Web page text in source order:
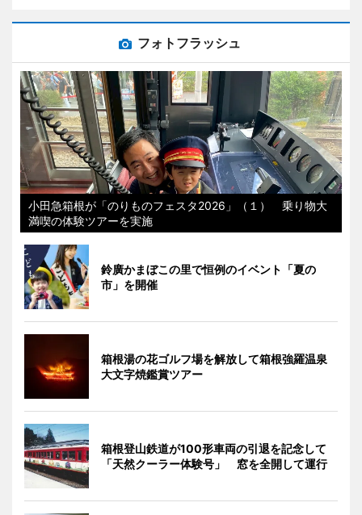
フォトフラッシュ
小田急箱根が「のりものフェスタ2026」（１） 乗り物大
満喫の体験ツアーを実施
鈴廣かまぼこの里で恒例のイベント「夏の
市」を開催
箱根湯の花ゴルフ場を解放して箱根強羅温泉
大文字焼鑑賞ツアー
箱根登山鉄道が100形車両の引退を記念して
「天然クーラー体験号」 窓を全開して運行